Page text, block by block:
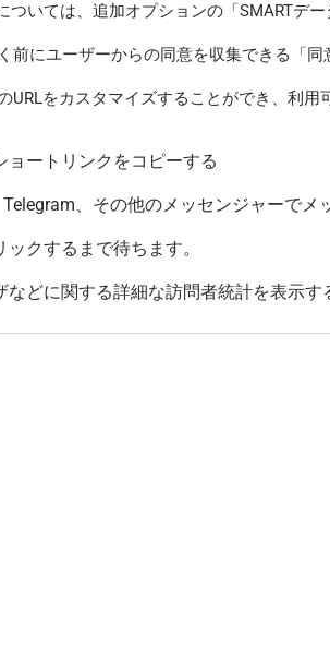
ついては、追加オプションの「SMARTデ
前にユーザーからの同意を収集できる「
URLをカスタマイズすることができ、利
ョートリンクをコピーする
、その他のメッセンジャーでメ
クするまで待ちます。
などに関する詳細な訪問者統計を表示す